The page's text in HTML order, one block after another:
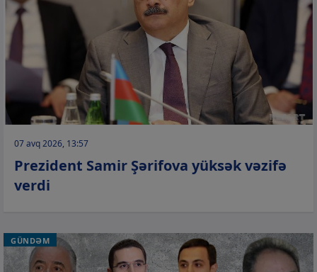
07 avq 2026, 13:57
Prezident Samir Şərifova yüksək vəzifə
verdi
GÜNDƏM